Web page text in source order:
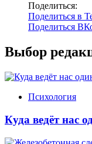
Поделиться:
Поделиться в
Поделиться
Выбор
Психология
Куда ведёт нас